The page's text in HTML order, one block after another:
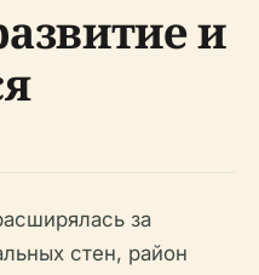
и
за
стен, район